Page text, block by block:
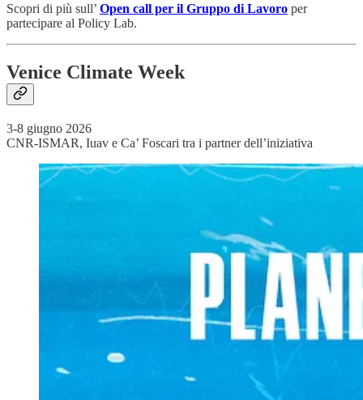
Scopri di più sull’ Open call per il Gruppo di Lavoro per
partecipare al Policy Lab.
Venice Climate Week
3-8 giugno 2026
CNR-ISMAR, Iuav e Ca’ Foscari tra i partner dell’iniziativa